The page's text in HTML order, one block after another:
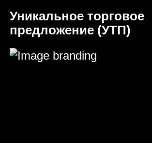
Уникальное торговое
предложение (УТП)